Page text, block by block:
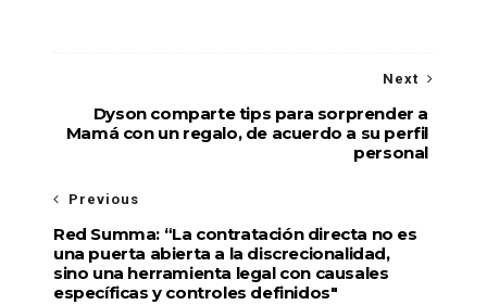
Next
Dyson comparte tips para sorprender a
Mamá con un regalo, de acuerdo a su perfil
personal
Previous
Red Summa: “La contratación directa no es
una puerta abierta a la discrecionalidad,
sino una herramienta legal con causales
específicas y controles definidos"